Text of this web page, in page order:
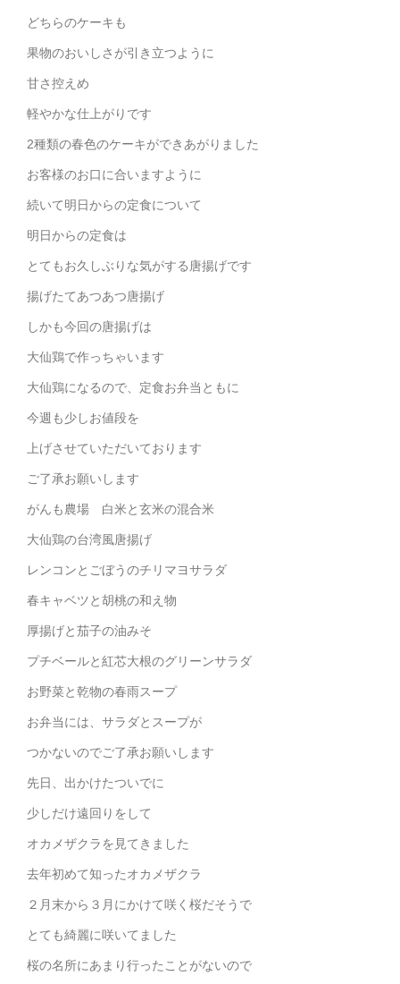
どちらのケーキも
果物のおいしさが引き立つように
甘さ控えめ
軽やかな仕上がりです
2種類の春色のケーキができあがりました
お客様のお口に合いますように
続いて明日からの定食について
明日からの定食は
とてもお久しぶりな気がする唐揚げです
揚げたてあつあつ唐揚げ
しかも今回の唐揚げは
大仙鶏で作っちゃいます
大仙鶏になるので、定食お弁当ともに
今週も少しお値段を
上げさせていただいております
ご了承お願いします
がんも農場 白米と玄米の混合米
大仙鶏の台湾風唐揚げ
レンコンとごぼうのチリマヨサラダ
春キャベツと胡桃の和え物
厚揚げと茄子の油みそ
プチベールと紅芯大根のグリーンサラダ
お野菜と乾物の春雨スープ
お弁当には、サラダとスープが
つかないのでご了承お願いします
先日、出かけたついでに
少しだけ遠回りをして
オカメザクラを見てきました
去年初めて知ったオカメザクラ
２月末から３月にかけて咲く桜だそうで
とても綺麗に咲いてました
桜の名所にあまり行ったことがないので